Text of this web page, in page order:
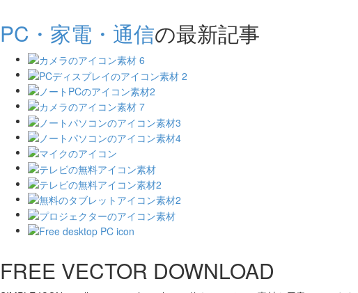
PC・家電・通信の最新記事
FREE VECTOR DOWNLOAD